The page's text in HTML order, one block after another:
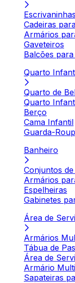
Escrivaninhas
Cadeiras
Armários
Gaveteiros
Balcões
Quarto
Quarto de
Quarto
Berço
Cama Infantil
Guarda-
Banheiro
Conjuntos
Armários
Espelheiras
Gabinetes
Área de
Armários
Tábua de
Área de
Armário
Sapateiras